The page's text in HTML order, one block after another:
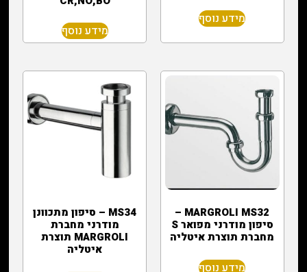
מידע נוסף
מידע נוסף
MARGROLI MS32 –
סיפון מודרני מפואר S
מחברת תוצרת איטליה
מידע נוסף
MS34 – סיפון מתכוונן
מודרני מחברת
MARGROLI תוצרת
איטליה